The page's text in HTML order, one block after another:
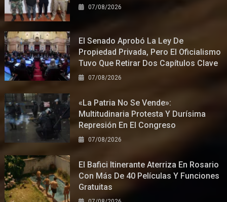
07/08/2026
El Senado Aprobó La Ley De
Propiedad Privada, Pero El Oficialismo
Tuvo Que Retirar Dos Capítulos Clave
07/08/2026
«La Patria No Se Vende»:
Multitudinaria Protesta Y Durísima
Represión En El Congreso
07/08/2026
El Bafici Itinerante Aterriza En Rosario
Con Más De 40 Películas Y Funciones
Gratuitas